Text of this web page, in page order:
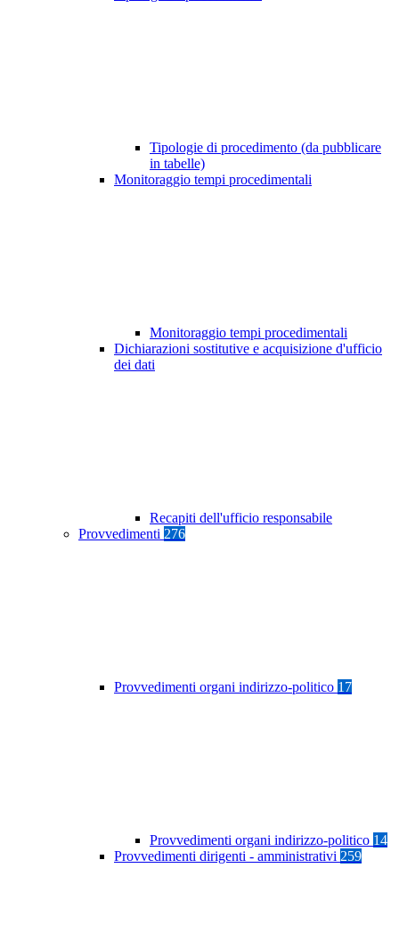
Tipologie di procedimento (da pubblicare
in tabelle)
Monitoraggio tempi procedimentali
Monitoraggio tempi procedimentali
Dichiarazioni sostitutive e acquisizione d'ufficio
dei dati
Recapiti dell'ufficio responsabile
Provvedimenti 276
Provvedimenti organi indirizzo-politico 17
Provvedimenti organi indirizzo-politico 14
Provvedimenti dirigenti - amministrativi 259